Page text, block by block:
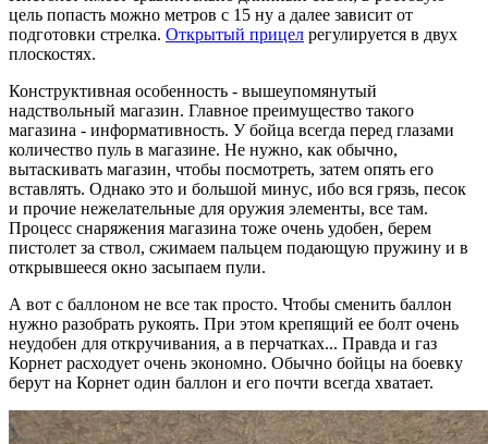
цель попасть можно метров с 15 ну а далее зависит от
подготовки стрелка. Открытый прицел регулируется в двух
плоскостях.
Конструктивная особенность - вышеупомянутый
надствольный магазин. Главное преимущество такого
магазина - информативность. У бойца всегда перед глазами
количество пуль в магазине. Не нужно, как обычно,
вытаскивать магазин, чтобы посмотреть, затем опять его
вставлять. Однако это и большой минус, ибо вся грязь, песок
и прочие нежелательные для оружия элементы, все там.
Процесс снаряжения магазина тоже очень удобен, берем
пистолет за ствол, сжимаем пальцем подающую пружину и в
открывшееся окно засыпаем пули.
А вот с баллоном не все так просто. Чтобы сменить баллон
нужно разобрать рукоять. При этом крепящий ее болт очень
неудобен для откручивания, а в перчатках... Правда и газ
Корнет расходует очень экономно. Обычно бойцы на боевку
берут на Корнет один баллон и его почти всегда хватает.